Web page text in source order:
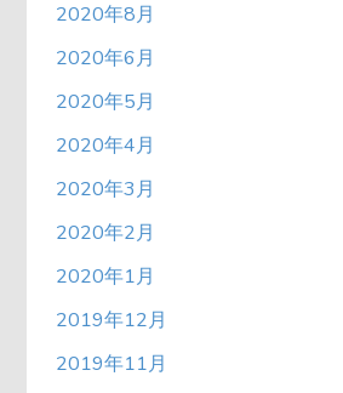
2020年8月
2020年6月
2020年5月
2020年4月
2020年3月
2020年2月
2020年1月
2019年12月
2019年11月